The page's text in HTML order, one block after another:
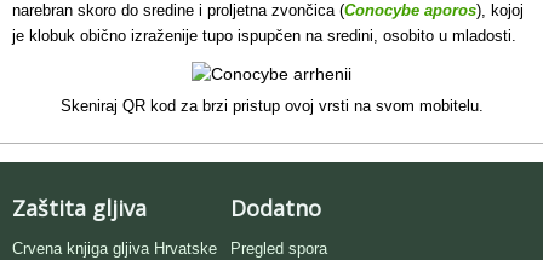
narebran skoro do sredine i proljetna zvončica (Conocybe aporos), kojoj
je klobuk obično izraženije tupo ispupčen na sredini, osobito u mladosti.
Skeniraj QR kod za brzi pristup ovoj vrsti na svom mobitelu.
Zaštita gljiva
Crvena knjiga gljiva Hrvatske
Dodatno
Pregled spora